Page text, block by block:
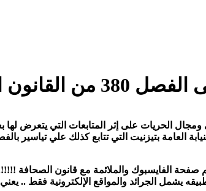
الجنائي
الحريات على إثر المتابعات التي يتعرض
صفحة الفايسبوك والملائمة مع قانون
الجرائد والمواقع الإلكترونية فقط .. يعني